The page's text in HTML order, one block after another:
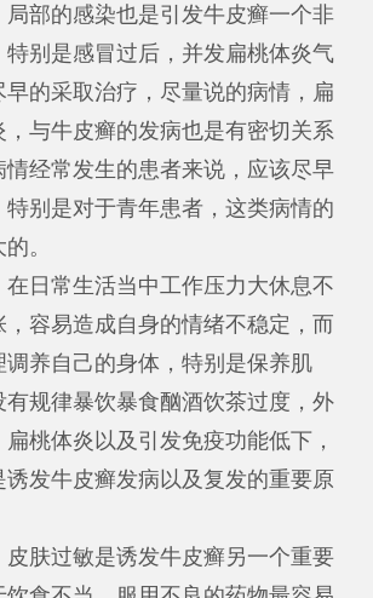
局部的感染也是引发牛皮癣一个非
特别是感冒过后，并发扁桃体炎气
的采取治疗，尽量说的病情，扁
与牛皮癣的发病也是有密切关系
情经常发生的患者来说，应该尽早
特别是对于青年患者，这类病情的
。
在日常生活当中工作压力大休息不
容易造成自身的情绪不稳定，而
调养自己的身体，特别是保养肌
有规律暴饮暴食酗酒饮茶过度，外
桃体炎以及引发免疫功能低下，
诱发牛皮癣发病以及复发的重要原
皮肤过敏是诱发牛皮癣另一个重要